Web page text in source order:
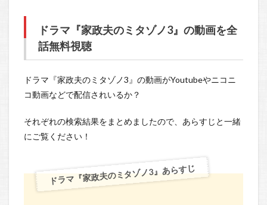
ドラマ『家政夫のミタゾノ3』の動画を全
話無料視聴
ドラマ『家政夫のミタゾノ3』の動画がYoutubeやニコニ
コ動画などで配信されいるか？
それぞれの検索結果をまとめましたので、あらすじと一緒
にご覧ください！
ドラマ『家政夫のミタゾノ3』あらすじ